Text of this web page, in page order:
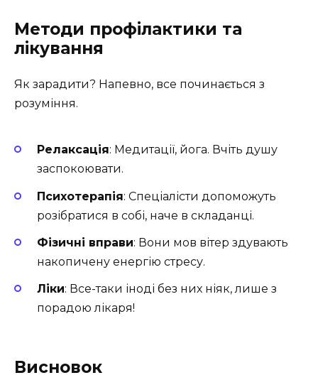
Методи профілактики та
лікування
Як зарадити? Напевно, все починається з
розуміння.
Релаксація: Медитації, йога. Вчіть душу
заспокоювати.
Психотерапія: Спеціалісти допоможуть
розібратися в собі, наче в складанці.
Фізичні вправи: Вони мов вітер здувають
накопичену енергію стресу.
Ліки: Все-таки іноді без них ніяк, лише з
порадою лікаря!
Висновок